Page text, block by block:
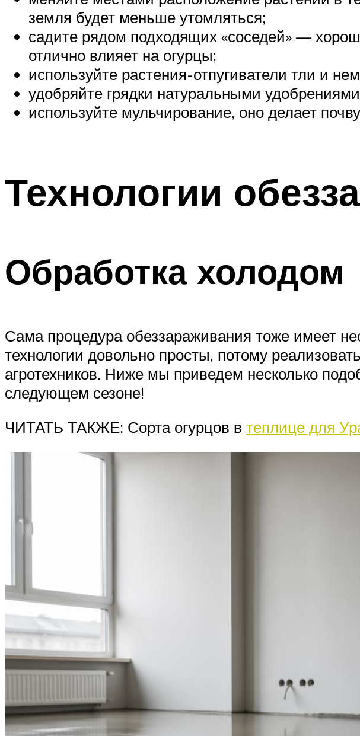
земля будет меньше утомляться;
садите рядом подходящих «соседей» —
отлично влияет на огурцы;
используйте растения-отпугиватели тли и
удобряйте грядки натуральными
используйте мульчирование, оно делает
Технологии
Обработка холодом
Сама процедура обеззараживания тоже имеет
технологии довольно просты, потому
агротехников. Ниже мы приведем несколько
следующем сезоне!
ЧИТАТЬ ТАКЖЕ: Сорта огурцов в теплице для